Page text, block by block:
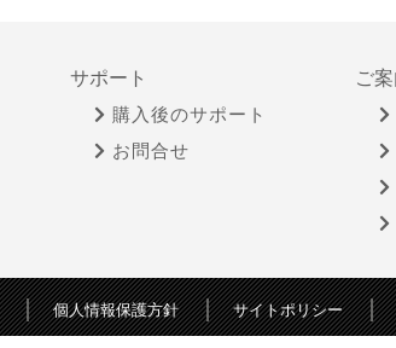
サポート
購入後のサポート
お問合せ
ご
個人情報保護方針 サイトポリシー